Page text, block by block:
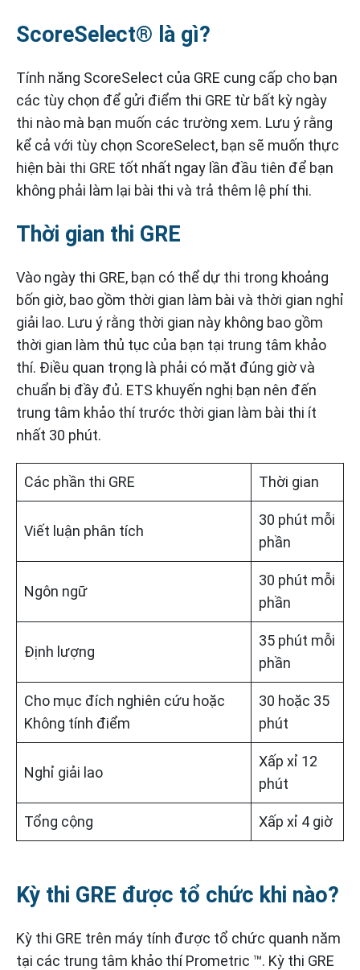
ScoreSelect® là gì?
Tính năng ScoreSelect của GRE cung cấp cho bạn
các tùy chọn để gửi điểm thi GRE từ bất kỳ ngày
thi nào mà bạn muốn các trường xem. Lưu ý rằng
kể cả với tùy chọn ScoreSelect, bạn sẽ muốn thực
hiện bài thi GRE tốt nhất ngay lần đầu tiên để bạn
không phải làm lại bài thi và trả thêm lệ phí thi.
Thời gian thi GRE
Vào ngày thi GRE, bạn có thể dự thi trong khoảng
bốn giờ, bao gồm thời gian làm bài và thời gian nghỉ
giải lao. Lưu ý rằng thời gian này không bao gồm
thời gian làm thủ tục của bạn tại trung tâm khảo
thí. Điều quan trọng là phải có mặt đúng giờ và
chuẩn bị đầy đủ. ETS khuyến nghị bạn nên đến
trung tâm khảo thí trước thời gian làm bài thi ít
nhất 30 phút.
Các phần thi GRE Thời gian
Viết luận phân tích
30 phút mỗi
phần
Ngôn ngữ
30 phút mỗi
phần
Định lượng
35 phút mỗi
phần
Cho mục đích nghiên cứu hoặc
Không tính điểm
30 hoặc 35
phút
Nghỉ giải lao
Xấp xỉ 12
phút
Tổng cộng Xấp xỉ 4 giờ
Kỳ thi GRE được tổ chức khi nào?
Kỳ thi GRE trên máy tính được tổ chức quanh năm
tại các trung tâm khảo thí Prometric ™. Kỳ thi GRE